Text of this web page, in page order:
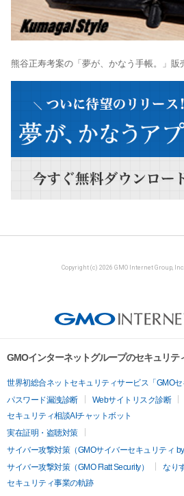
熊谷正寿考案の「夢が、かなう手帳。」販
Copyright (c) 2026 GMO Internet Group,
GMOインターネットグループのセキュリテ
世界初総合ネットセキュリティサービス「GMOセ
パスワード漏洩診断
Webサイトリスク診断
セキュリティ相談AIチャットボット
実在証明・盗聴対策
サイバー攻撃対策（GMOサイバーセキュリティ by
サイバー攻撃対策（GMO Flatt Security）
なり
セキュリティ事業の軌跡